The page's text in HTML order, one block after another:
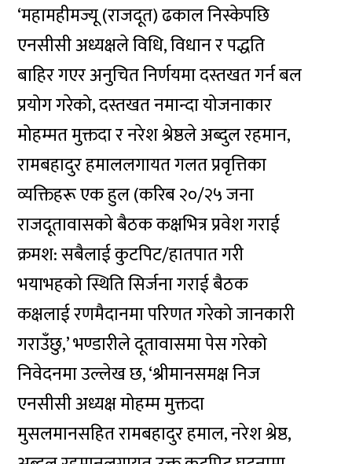
‘महामहीमज्यू (राजदूत) ढकाल निस्केपछि
एनसीसी अध्यक्षले विधि, विधान र पद्धति
बाहिर गएर अनुचित निर्णयमा दस्तखत गर्न बल
प्रयोग गरेको, दस्तखत नमान्दा योजनाकार
मोहम्मत मुक्तदा र नरेश श्रेष्ठले अब्दुल रहमान,
रामबहादुर हमाललगायत गलत प्रवृत्तिका
व्यक्तिहरू एक हुल (करिब २०/२५ जना
राजदूतावासको बैठक कक्षभित्र प्रवेश गराई
क्रमश: सबैलाई कुटपिट/हातपात गरी
भयाभहको स्थिति सिर्जना गराई बैठक
कक्षलाई रणमैदानमा परिणत गरेको जानकारी
गराउँछु,’ भण्डारीले दूतावासमा पेस गरेको
निवेदनमा उल्लेख छ, ‘श्रीमानसमक्ष निज
एनसीसी अध्यक्ष मोहम्म मुक्तदा
मुसलमानसहित रामबहादुर हमाल, नरेश श्रेष्ठ,